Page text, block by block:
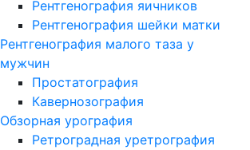
Рентгенография яичников
Рентгенография шейки матки
Рентгенография малого таза у
мужчин
Простатография
Кавернозография
Обзорная урография
Ретроградная уретрография